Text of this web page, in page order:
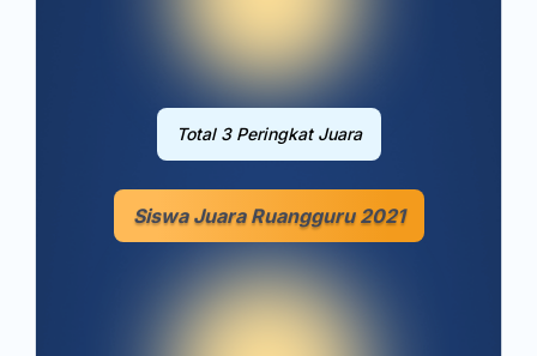
Total 3 Peringkat Juara
Siswa Juara Ruangguru 2021